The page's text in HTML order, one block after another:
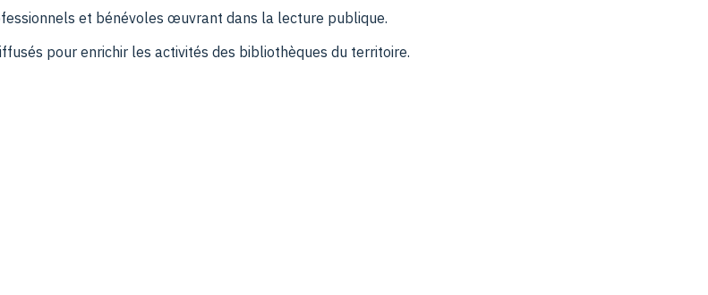
et bénévoles œuvrant dans la lecture publique.
pour enrichir les activités des bibliothèques du territoire.